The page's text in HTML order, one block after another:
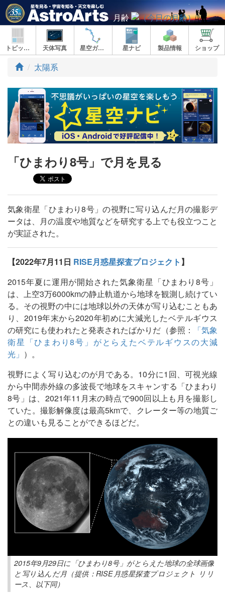
月齢
トピックス 天体写真 星空ガイド 星ナビ 製品情報 ショップ
ト
プ
太陽系
「ひまわり8号」で月を見る
気象衛星「ひまわり8号」の視野に写り込んだ月の撮影デ
ータは、月の温度や地質などを研究する上でも役立つこと
が実証された。
【2022年7月11日 RISE月惑星探査プロジェクト 】
2015年夏に運用が開始された気象衛星「ひまわり8号」
は、上空3万6000kmの静止軌道から地球を観測し続けてい
る。その視野の中には地球以外の天体が写り込むこともあ
り、2019年末から2020年初めに大減光したベテルギウス
の研究にも使われたと発表されたばかりだ（参照：
「気象
衛星「ひまわり8号」がとらえたベテルギウスの大減
光」 ）。
視野によく写り込むのが月である。10分に1回、可視光線
から中間赤外線の多波長で地球をスキャンする「ひまわり
8号」は、2021年11月末の時点で900回以上も月を撮影し
ていた。撮影解像度は最高5kmで、クレーター等の地質ご
との違いも見ることができるほどだ。
2015年9月29日に「ひまわり8号」がとらえた地球の全球画像
と写り込んだ月（提供：RISE月惑星探査プロジェクト リリ
ース、以下同）